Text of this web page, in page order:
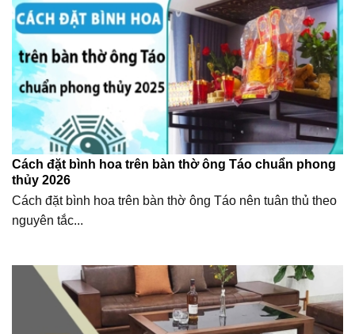
Cách đặt bình hoa trên bàn thờ ông Táo chuẩn phong
thủy 2026
Cách đặt bình hoa trên bàn thờ ông Táo nên tuân thủ theo
nguyên tắc...